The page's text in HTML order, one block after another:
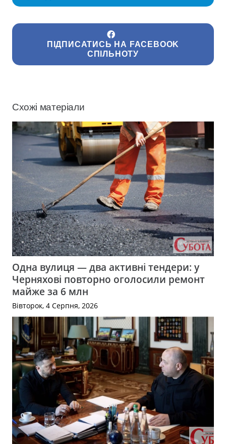
ПІДПИСАТИСЬ НА FACEBOOK
СПІЛЬНОТУ
Схожі матеріали
Одна вулиця — два активні тендери: у
Черняхові повторно оголосили ремонт
майже за 6 млн
Вівторок, 4 Серпня, 2026